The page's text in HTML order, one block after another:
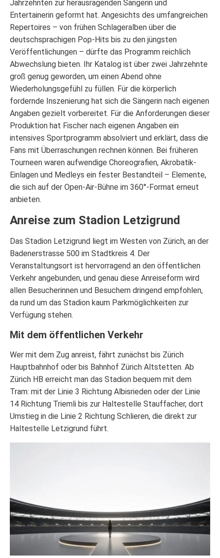
Jahrzehnten zur herausragenden Sängerin und
Entertainerin geformt hat. Angesichts des umfangreichen
Repertoires – von frühen Schlageralben über die
deutschsprachigen Pop-Hits bis zu den jüngsten
Veröffentlichungen – dürfte das Programm reichlich
Abwechslung bieten. Ihr Katalog ist über zwei Jahrzehnte
groß genug geworden, um einen Abend ohne
Wiederholungsgefühl zu füllen. Für die körperlich
fordernde Inszenierung hat sich die Sängerin nach eigenen
Angaben gezielt vorbereitet. Für die Anforderungen dieser
Produktion hat Fischer nach eigenen Angaben ein
intensives Sportprogramm absolviert und erklärt, dass die
Fans mit Überraschungen rechnen können. Bei früheren
Tourneen waren aufwendige Choreografien, Akrobatik-
Einlagen und Medleys ein fester Bestandteil – Elemente,
die sich auf der Open-Air-Bühne im 360°-Format erneut
anbieten.
Anreise zum Stadion Letzigrund
Das Stadion Letzigrund liegt im Westen von Zürich, an der
Badenerstrasse 500 im Stadtkreis 4. Der
Veranstaltungsort ist hervorragend an den öffentlichen
Verkehr angebunden, und genau diese Anreiseform wird
allen Besucherinnen und Besuchern dringend empfohlen,
da rund um das Stadion kaum Parkmöglichkeiten zur
Verfügung stehen.
Mit dem öffentlichen Verkehr
Wer mit dem Zug anreist, fährt zunächst bis Zürich
Hauptbahnhof oder bis Bahnhof Zürich Altstetten. Ab
Zürich HB erreicht man das Stadion bequem mit dem
Tram: mit der Linie 3 Richtung Albisrieden oder der Linie
14 Richtung Triemli bis zur Haltestelle Stauffacher, dort
Umstieg in die Linie 2 Richtung Schlieren, die direkt zur
Haltestelle Letzigrund führt.